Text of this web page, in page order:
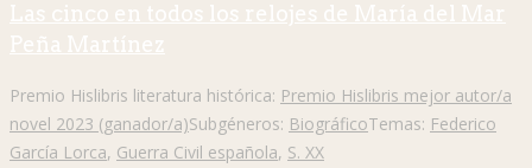
Las cinco en todos los relojes de María del Mar
Peña Martínez
Premio Hislibris literatura histórica: Premio Hislibris mejor autor/a
novel 2023 (ganador/a)Subgéneros: BiográficoTemas: Federico
García Lorca, Guerra Civil española, S. XX